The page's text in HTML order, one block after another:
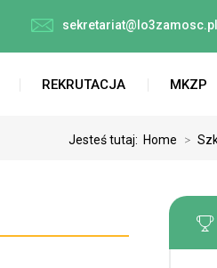
sekretariat@lo3zamosc.pl
REKRUTACJA MKZP
Jesteś tutaj: Home >